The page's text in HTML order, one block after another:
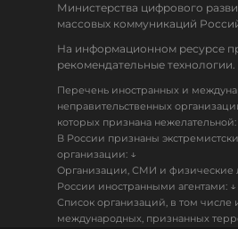
Министерства цифрового
массовых коммуникаций
На информационном ресурсе
рекомендательные
Перечень иностранных и
неправительственных
которых признана нежелательной:
В России признаны
организации: ↓
Организации, СМИ и физические
России иностранными агентами: ↓
Список организаций, в том числе
международных, признанных